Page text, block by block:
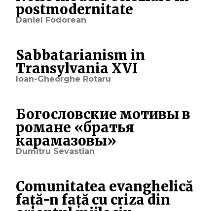
postmodernitate
Daniel Fodorean
Sabbatarianism in
Transylvania XVI
Ioan-Gheorghe Rotaru
Богословские мотивы в
романе «братья
карамазовы»
Dumitru Sevastian
Comunitatea evanghelică
față-n față cu criza din